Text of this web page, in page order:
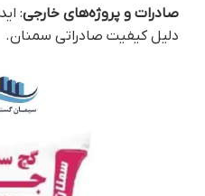
صادرات و پروژه‌های خارجی:
دلیل کیفیت صادراتی سمنان.